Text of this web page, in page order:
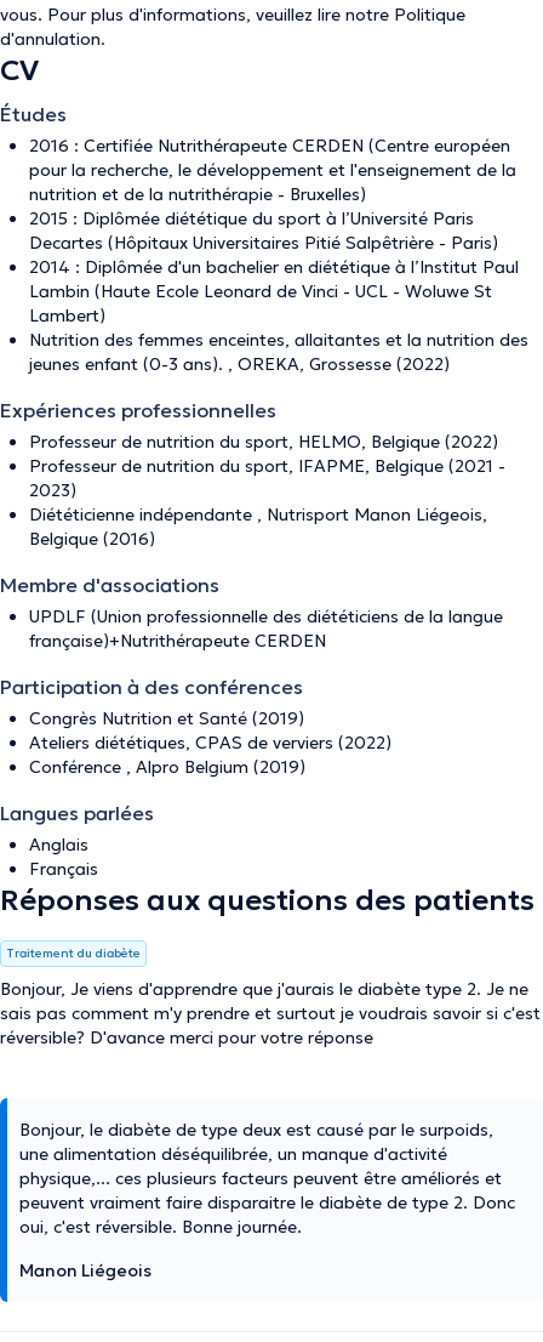
vous. Pour plus d'informations, veuillez lire notre Politique
d'annulation.
CV
Études
2016 : Certifiée Nutrithérapeute CERDEN (Centre européen
pour la recherche, le développement et l'enseignement de la
nutrition et de la nutrithérapie - Bruxelles)
2015 : Diplômée diététique du sport à l’Université Paris
Decartes (Hôpitaux Universitaires Pitié Salpêtrière - Paris)
2014 : Diplômée d'un bachelier en diététique à l’Institut Paul
Lambin (Haute Ecole Leonard de Vinci - UCL - Woluwe St
Lambert)
Nutrition des femmes enceintes, allaitantes et la nutrition des
jeunes enfant (0-3 ans). , OREKA, Grossesse (2022)
Expériences professionnelles
Professeur de nutrition du sport, HELMO, Belgique (2022)
Professeur de nutrition du sport, IFAPME, Belgique (2021 -
2023)
Diététicienne indépendante , Nutrisport Manon Liégeois,
Belgique (2016)
Membre d'associations
UPDLF (Union professionnelle des diététiciens de la langue
française)+Nutrithérapeute CERDEN
Participation à des conférences
Congrès Nutrition et Santé (2019)
Ateliers diététiques, CPAS de verviers (2022)
Conférence , Alpro Belgium (2019)
Langues parlées
Anglais
Français
Réponses aux questions des patients
Traitement du diabète
Bonjour, Je viens d'apprendre que j'aurais le diabète type 2. Je ne
sais pas comment m'y prendre et surtout je voudrais savoir si c'est
réversible? D'avance merci pour votre réponse
Bonjour, le diabète de type deux est causé par le surpoids,
une alimentation déséquilibrée, un manque d'activité
physique,... ces plusieurs facteurs peuvent être améliorés et
peuvent vraiment faire disparaitre le diabète de type 2. Donc
oui, c'est réversible. Bonne journée.
Manon Liégeois